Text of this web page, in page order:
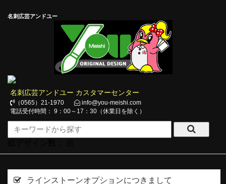
名刺広芸アンドユー
名刺広芸アンドユー カスタマーセンター
（0565）21-1970
info@you-meishi.com
電話受付時間： 9：00～17：30（休業日を除く）
ラインストーンオプションにつきまして